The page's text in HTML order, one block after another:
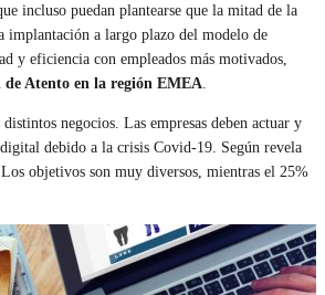
incluso puedan plantearse que la mitad de la
implantación a largo plazo del modelo de
y eficiencia con empleados más motivados,
Atento en la región EMEA
negocios. Las empresas deben actuar y
digital debido a la crisis Covid-19. Según revela
objetivos son muy diversos, mientras el 25%